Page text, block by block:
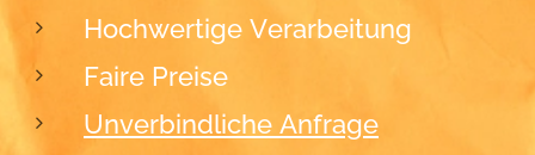
Hochwertige Verarbeitung
Faire Preise
Unverbindliche Anfrage